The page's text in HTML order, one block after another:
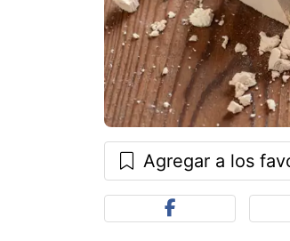
Agregar a los